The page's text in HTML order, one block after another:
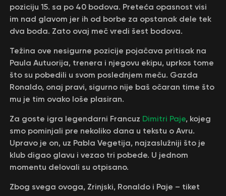
poziciju 15. sa po 40 bodova. Preteća opasnost visi
im nad glavom jer ih od borbe za opstanak dele tek
dva boda. Zato ovaj meč vredi šest bodova.
Težina ove nesigurne pozicije pojačava pritisak na
Paula Autuorija, trenera i njegovu ekipu, uprkos tome
što su pobedili u svom poslednjem meču. Gazda
Ronaldo, onaj pravi, sigurno nije baš očaran time što
mu je tim ovako loše plasiran.
Za goste igra legendarni Francuz Dimitri Paje, kojeg
smo pominjali pre nekoliko dana u tekstu o Avru.
Upravo je on, uz Pabla Vegetija, najzaslužniji što je
klub digao glavu i vezao tri pobede. U jednom
momentu delovali su otpisano.
Zbog svega ovoga, Zrinjski, Ronaldo i Paje – tiket